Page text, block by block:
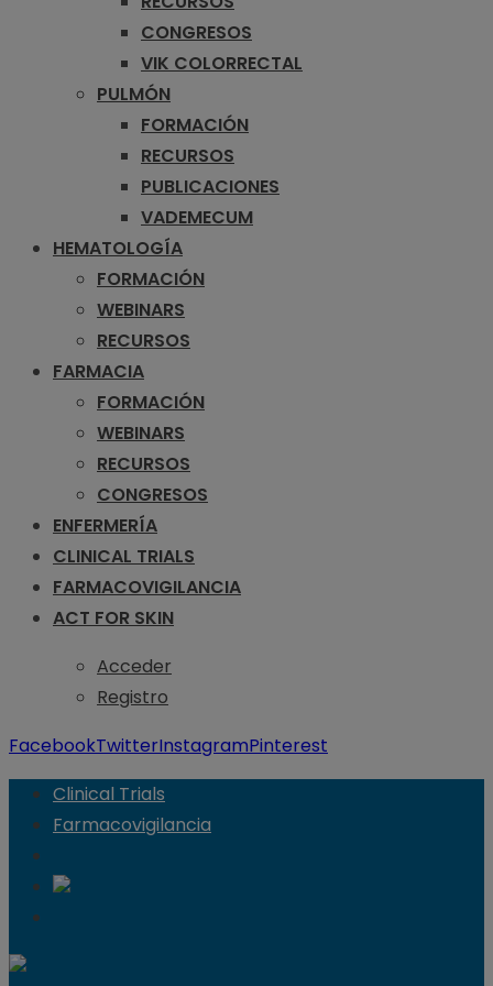
CONGRESOS
VIK COLORRECTAL
PULMÓN
FORMACIÓN
RECURSOS
PUBLICACIONES
VADEMECUM
HEMATOLOGÍA
FORMACIÓN
WEBINARS
RECURSOS
FARMACIA
FORMACIÓN
WEBINARS
RECURSOS
CONGRESOS
ENFERMERÍA
CLINICAL TRIALS
FARMACOVIGILANCIA
ACT FOR SKIN
Acceder
Registro
FacebookTwitterInstagramPinterest
Clinical Trials
Farmacovigilancia